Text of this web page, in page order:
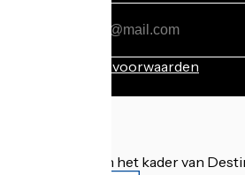
Inschrijvingsvoorwaarden
Gefinancierd in het kader van